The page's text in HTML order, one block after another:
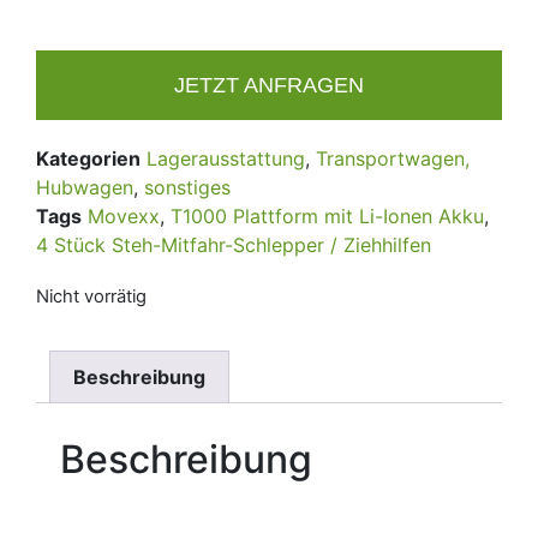
JETZT ANFRAGEN
Kategorien Lagerausstattung, Transportwagen,
Hubwagen, sonstiges
Tags Movexx, T1000 Plattform mit Li-Ionen Akku,
4 Stück Steh-Mitfahr-Schlepper / Ziehhilfen
Nicht vorrätig
Beschreibung
Beschreibung